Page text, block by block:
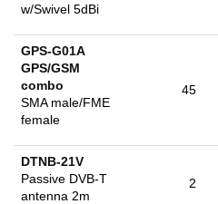
w/Swivel 5dBi
GPS-G01A
GPS/GSM
combo
SMA male/FME
female
45
DTNB-21V
Passive DVB-T
antenna 2m
2